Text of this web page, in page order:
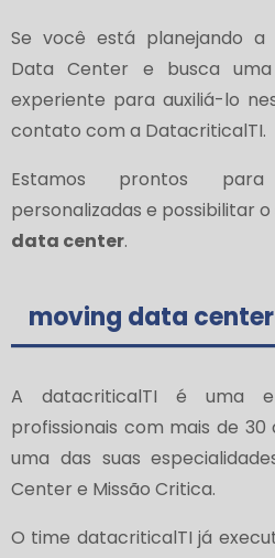
Se você está planejando a
Data Center e busca
experiente para auxiliá-lo
contato com a DatacriticalTI.
Estamos prontos
personalizadas e possibilitar o
data center.
moving data center
A datacriticalTI é uma
profissionais com mais de
uma das suas
Center e Missão Critica.
O time datacriticalTI já